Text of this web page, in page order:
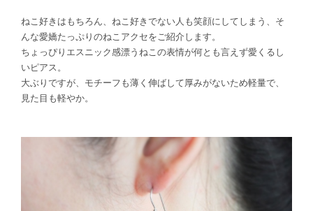
ねこ好きはもちろん、ねこ好きでない人も笑顔にしてしまう、そ
んな愛嬌たっぷりのねこアクセをご紹介します。
ちょっぴりエスニック感漂うねこの表情が何とも言えず愛くるし
いピアス。
大ぶりですが、モチーフも薄く伸ばして厚みがないため軽量で、
見た目も軽やか。